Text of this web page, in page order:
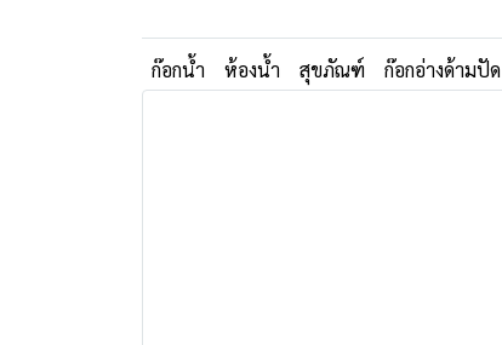
ก๊อกน้ำ ห้องน้ำ สุขภัณฑ์ ก๊อกอ่างด้ามปัด